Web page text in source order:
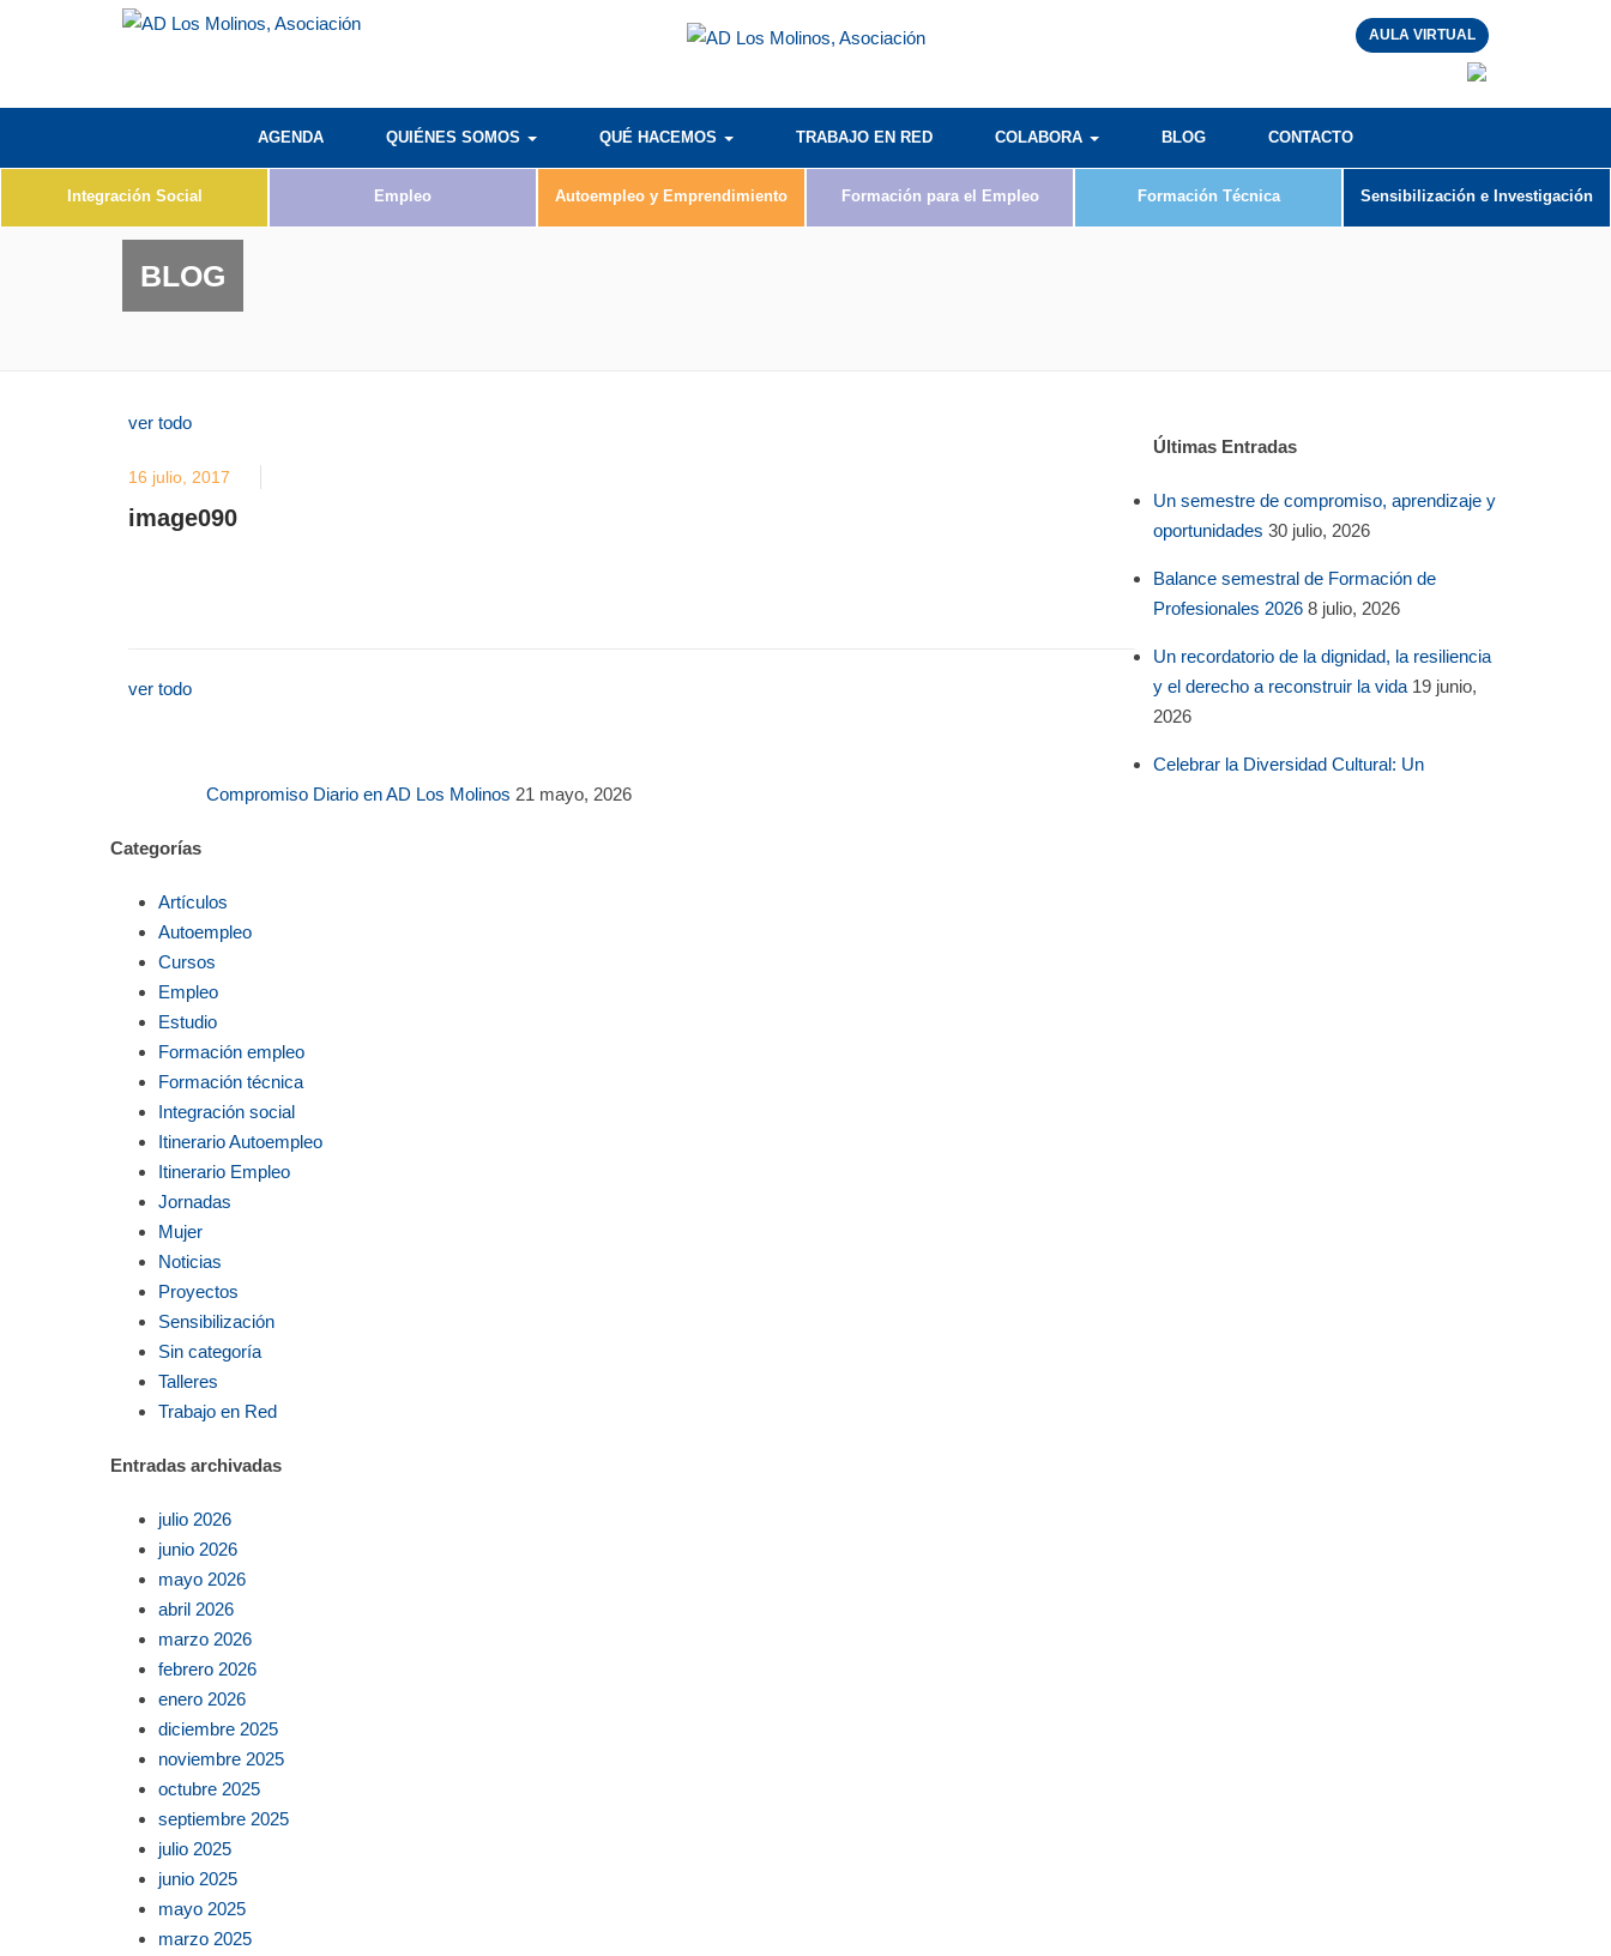
AULA VIRTUAL
AGENDA QUIÉNES SOMOS QUÉ HACEMOS TRABAJO EN RED COLABORA BLOG CONTACTO
Integración Social Empleo Autoempleo y Emprendimiento Formación para el Empleo Formación Técnica Sensibilización e Investigación
BLOG
ver todo
16 julio, 2017
image090
ver todo
Últimas Entradas
Un semestre de compromiso, aprendizaje y
oportunidades 30 julio, 2026
Balance semestral de Formación de
Profesionales 2026 8 julio, 2026
Un recordatorio de la dignidad, la resiliencia
y el derecho a reconstruir la vida 19 junio,
2026
Celebrar la Diversidad Cultural: Un
Compromiso Diario en AD Los Molinos 21 mayo, 2026
Categorías
Artículos
Autoempleo
Cursos
Empleo
Estudio
Formación empleo
Formación técnica
Integración social
Itinerario Autoempleo
Itinerario Empleo
Jornadas
Mujer
Noticias
Proyectos
Sensibilización
Sin categoría
Talleres
Trabajo en Red
Entradas archivadas
julio 2026
junio 2026
mayo 2026
abril 2026
marzo 2026
febrero 2026
enero 2026
diciembre 2025
noviembre 2025
octubre 2025
septiembre 2025
julio 2025
junio 2025
mayo 2025
marzo 2025